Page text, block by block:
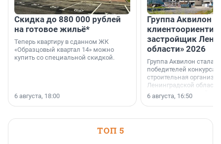
Скидка до 880 000 рублей
на готовое жильё*
Теперь квартиру в сданном ЖК
«Образцовый квартал 14» можно
купить со специальной скидкой.
6 августа, 18:00
Группа Аквилон
застройщик
области» 2026
Группа Аквилон стала
победителей конкурса
строительная
Ленинградской области
номинации «Самый
застройщик
области».
6 августа, 16:50
ТОП 5